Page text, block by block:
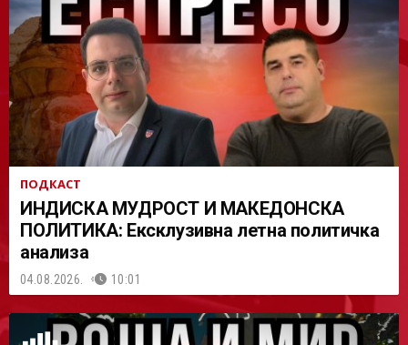
АСТ
ПОДКАСТ
ИНДИСКА МУДРОСТ И МАКЕДОНСКА
ПОЛИТИКА: Ексклузивна летна политичка
анализа
04.08.2026. 10:01